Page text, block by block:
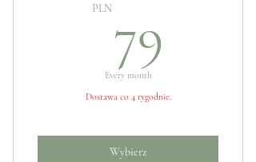
PLN79
Every month
Dostawa co 4 tygodnie.
Wybierz